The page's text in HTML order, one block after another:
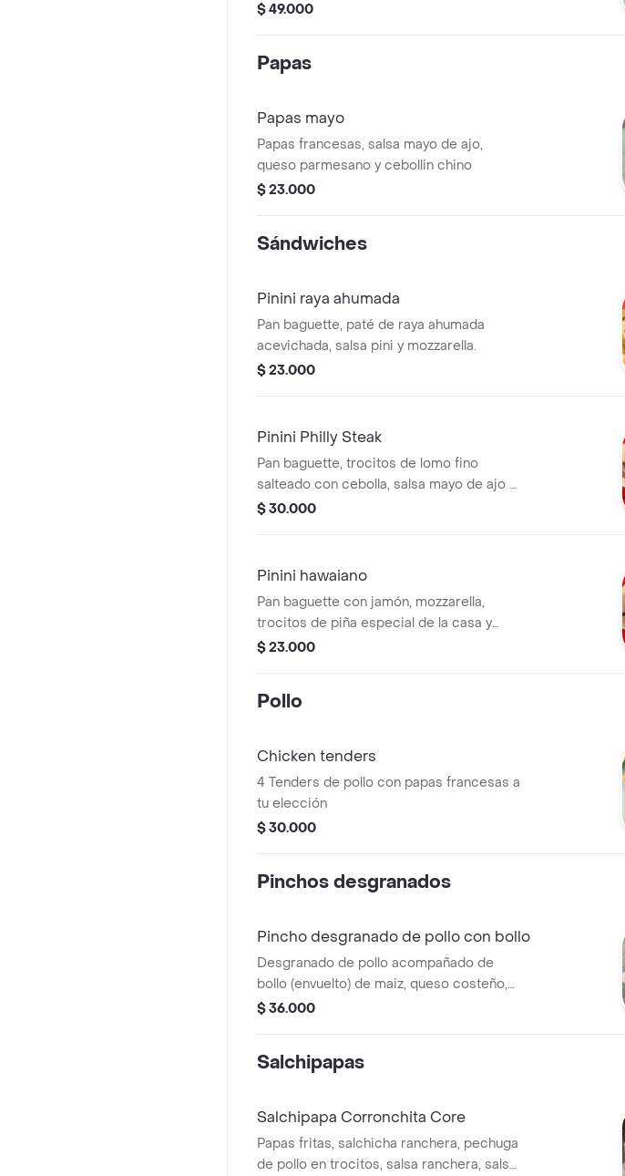
$ 49.000
Papas
Papas mayo
Papas francesas, salsa mayo de ajo,
queso parmesano y cebollin chino
$ 23.000
Sándwiches
Pinini raya ahumada
Pan baguette, paté de raya ahumada
acevichada, salsa pini y mozzarella.
$ 23.000
Pinini Philly Steak
Pan baguette, trocitos de lomo fino
salteado con cebolla, salsa mayo de ajo y
queso americano.
$ 30.000
Pinini hawaiano
Pan baguette con jamón, mozzarella,
trocitos de piña especial de la casa y
salsa pini.
$ 23.000
Pollo
Chicken tenders
4 Tenders de pollo con papas francesas a
tu elección
$ 30.000
Pinchos desgranados
Pincho desgranado de pollo con bollo
Desgranado de pollo acompañado de
bollo (envuelto) de maiz, queso costeño,
cebolla, pimenton, salsa pini, salsa
$ 36.000
Salchipapas
Salchipapa Corronchita Core
Papas fritas, salchicha ranchera, pechuga
de pollo en trocitos, salsa ranchera, salsa